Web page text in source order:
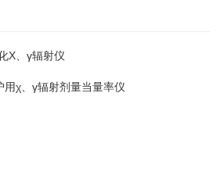
X、γ辐射仪
用χ、γ辐射剂量当量率仪